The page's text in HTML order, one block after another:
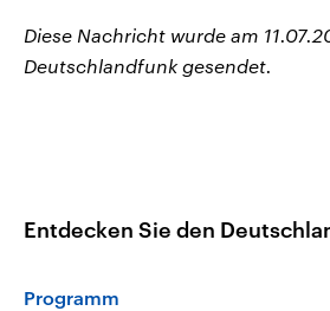
Diese Nachricht wurde am
Deutschlandfunk gesendet.
Entdecken Sie den
Programm